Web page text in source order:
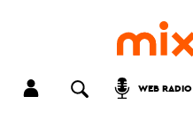
WEB RADIO